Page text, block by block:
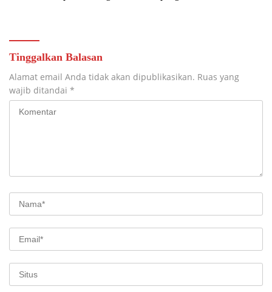
Tinggalkan Balasan
Alamat email Anda tidak akan dipublikasikan. Ruas yang
wajib ditandai *